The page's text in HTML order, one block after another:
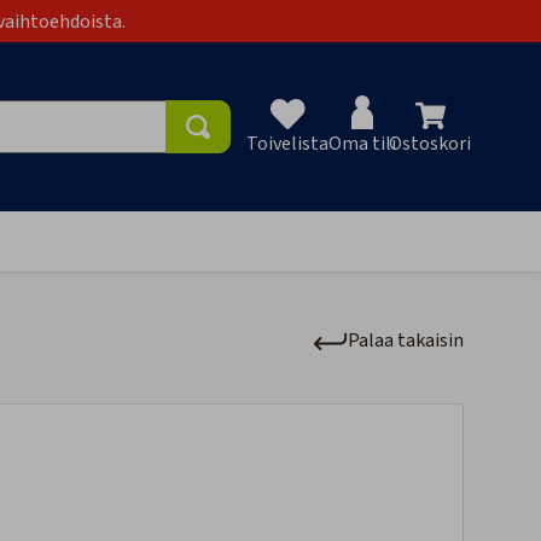
ToivelistaOma tiliOstoskori
Palaa takaisin